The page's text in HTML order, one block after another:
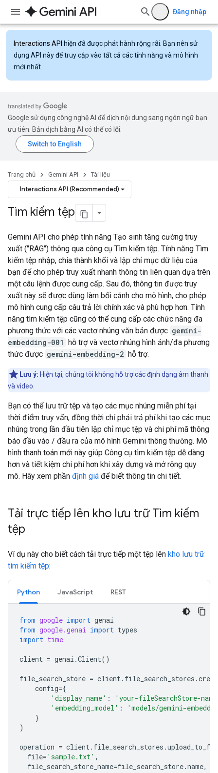
Đăng nhập
Interactions API hiện đã được phát hành rộng rãi. Bạn nên sử
dụng API này để truy cập vào tất cả các tính năng và mô hình
mới nhất.
Google sử dụng công nghệ AI để dịch nội dung sang ngôn ngữ bạn
ưu tiên. Bản dịch bằng AI có thể có lỗi.
Trang chủ Gemini API Tài liệu
Interactions API (Recommended)
Tìm kiếm tệp
Gemini API cho phép tính năng Tạo sinh tăng cường truy
xuất ("RAG") thông qua công cụ Tìm kiếm tệp. Tính năng Tìm
kiếm tệp nhập, chia thành khối và lập chỉ mục dữ liệu của
bạn để cho phép truy xuất nhanh thông tin liên quan dựa trên
một câu lệnh được cung cấp. Sau đó, thông tin được truy
xuất này sẽ được dùng làm bối cảnh cho mô hình, cho phép
mô hình cung cấp câu trả lời chính xác và phù hợp hơn. Tính
năng tìm kiếm tệp cũng có thể cung cấp các chức năng đa
phương thức với các vectơ nhúng văn bản được gemini-
embedding-001 hỗ trợ và vectơ nhúng hình ảnh/đa phương
thức được gemini-embedding-2 hỗ trợ.
Lưu ý: Hiện tại, chúng tôi không hỗ trợ các định dạng âm thanh
và video.
Bạn có thể lưu trữ tệp và tạo các mục nhúng miễn phí tại
thời điểm truy vấn, đồng thời chỉ phải trả phí khi tạo các mục
nhúng trong lần đầu tiên lập chỉ mục tệp và chi phí mã thông
báo đầu vào / đầu ra của mô hình Gemini thông thường. Mô
hình thanh toán mới này giúp Công cụ tìm kiếm tệp dễ dàng
hơn và tiết kiệm chi phí hơn khi xây dựng và mở rộng quy
mô. Hãy xem phần định giá để biết thông tin chi tiết.
Tải trực tiếp lên kho lưu trữ Tìm kiếm
tệp
Ví dụ này cho biết cách tải trực tiếp một tệp lên kho lưu trữ
tìm kiếm tệp:
Python JavaScript REST
from google import genai
from google.genai import types
import time
client = genai .Client()
file_search_store = client. file_search_stores .
config={
'display_name' :
'your-fileSearchStore-
'embedding_model' :
'models/gemini-
}
)
operation = client. file_search_stores .
file= 'sample.txt' ,
file_search_store_name=file_search_store.name,